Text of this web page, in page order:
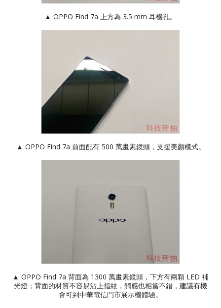
▲ OPPO Find 7a 上方為 3.5 mm 耳機孔。
▲ OPPO Find 7a 前面配有 500 萬畫素鏡頭，支援美顏模式。
▲ OPPO Find 7a 背面為 1300 萬畫素鏡頭，下方有兩顆 LED 補
光燈；背面的材質不容易沾上指紋，觸感也相當不錯，建議有機
會可到中華電信門市展示機體驗。